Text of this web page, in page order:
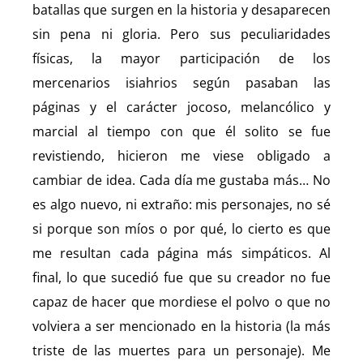
batallas que surgen en la historia y desaparecen
sin pena ni gloria. Pero sus peculiaridades
físicas, la mayor participación de los
mercenarios isiahrios según pasaban las
páginas y el carácter jocoso, melancólico y
marcial al tiempo con que él solito se fue
revistiendo, hicieron me viese obligado a
cambiar de idea. Cada día me gustaba más… No
es algo nuevo, ni extraño: mis personajes, no sé
si porque son míos o por qué, lo cierto es que
me resultan cada página más simpáticos. Al
final, lo que sucedió fue que su creador no fue
capaz de hacer que mordiese el polvo o que no
volviera a ser mencionado en la historia (la más
triste de las muertes para un personaje). Me